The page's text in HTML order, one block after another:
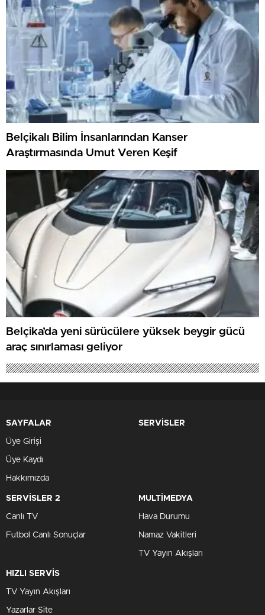
Belçikalı Bilim İnsanlarından Kanser
Araştırmasında Umut Veren Keşif
Belçika’da yeni sürücülere yüksek beygir gücü
araç sınırlaması geliyor
SAYFALAR
Üye Girişi
Üye Kaydı
Hakkımızda
SERVİSLER
SERVİSLER 2
Canlı TV
Futbol Canlı Sonuçlar
MULTİMEDYA
Hava Durumu
Namaz Vakitleri
TV Yayın Akışları
HIZLI SERVİS
TV Yayın Akışları
Yazarlar Site